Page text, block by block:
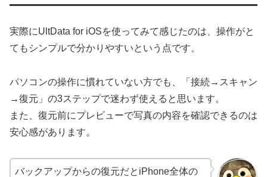
実際にUltData for iOSを使ってみて感じたのは、操作がと
てもシンプルで分かりやすいという点です。
パソコンの操作に慣れていない方でも、「接続→スキャン
→復元」の3ステップで迷わず使えると思います。
また、復元前にプレビューで写真の内容を確認できるのは
安心感があります。
バックアップからの復元だとiPhone全体の